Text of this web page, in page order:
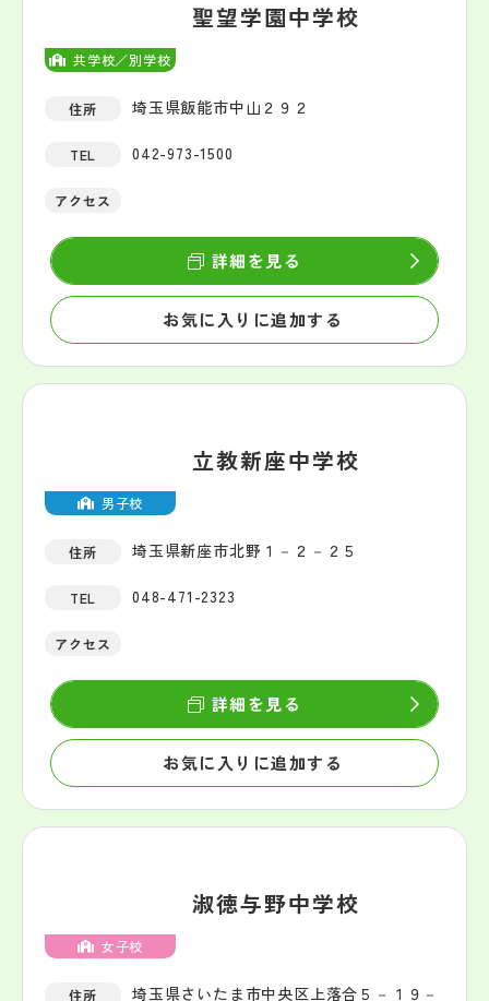
共学校／別学校
聖望学園中学校
住所 埼玉県飯能市中山２９２
TEL 042-973-1500
アクセス
お気に入りに追加する
詳細を見る
男子校
立教新座中学校
住所 埼玉県新座市北野１－２－２５
TEL 048-471-2323
アクセス
お気に入りに追加する
詳細を見る
女子校
淑徳与野中学校
住所 埼玉県さいたま市中央区上落合５－１９－